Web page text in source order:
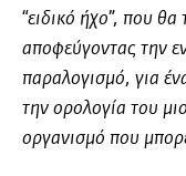
“ειδικό ήχο”, που θα
αποφεύγοντας την
παραλογισμό, για
την ορολογία του
οργανισμό που